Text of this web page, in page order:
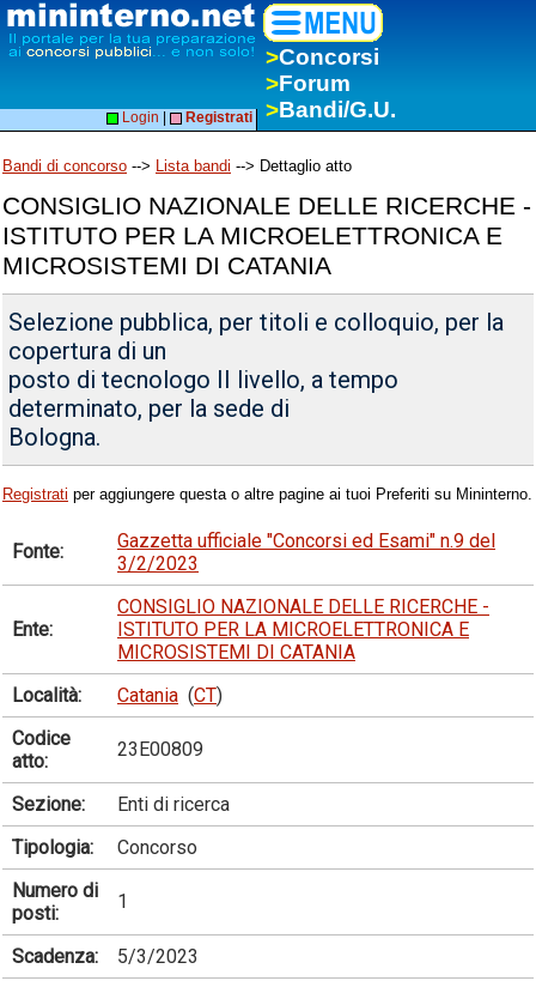
>Concorsi
>Forum
>Bandi/G.U.
Login Registrati
Bandi di concorso --> Lista bandi --> Dettaglio atto
CONSIGLIO NAZIONALE DELLE RICERCHE -
ISTITUTO PER LA MICROELETTRONICA E
MICROSISTEMI DI CATANIA
Selezione pubblica, per titoli e colloquio, per la
copertura di un
posto di tecnologo II livello, a tempo
determinato, per la sede di
Bologna.
Registrati per aggiungere questa o altre pagine ai tuoi Preferiti su Mininterno.
Fonte:
Gazzetta ufficiale "Concorsi ed Esami" n.9 del
3/2/2023
Ente:
CONSIGLIO NAZIONALE DELLE RICERCHE -
ISTITUTO PER LA MICROELETTRONICA E
MICROSISTEMI DI CATANIA
Località:
Catania (CT)
Codice
atto:
23E00809
Sezione:
Enti di ricerca
Tipologia:
Concorso
Numero di
posti:
1
Scadenza: 5/3/2023